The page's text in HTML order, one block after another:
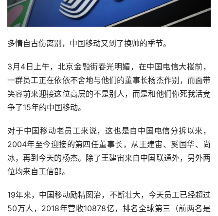
多情自古伤离别，中国移动又到了换帅的季节。
3月4日上午，北京金融街春光明媚，在中国电信大楼前，
一群员工正在依依不舍地与他们的董事长杨杰作别，而面带
笑容前来迎接这位高层的不是别人，而是和他们你死我活竞
争了15年的中国移动。
对于中国移动老员工来说，这也是自中国电信分拆以来，
2004年至今迎接的第四任董事长，从王建宙、奚国华、尚
冰，再到今天的杨杰。除了王建宙来自中国联通外，另外两
位均来自工信部。
19年来，中国移动励精图治，不断壮大，今天员工已经超过
50万人，2018年营收10878亿，排名全球第三（前两名是